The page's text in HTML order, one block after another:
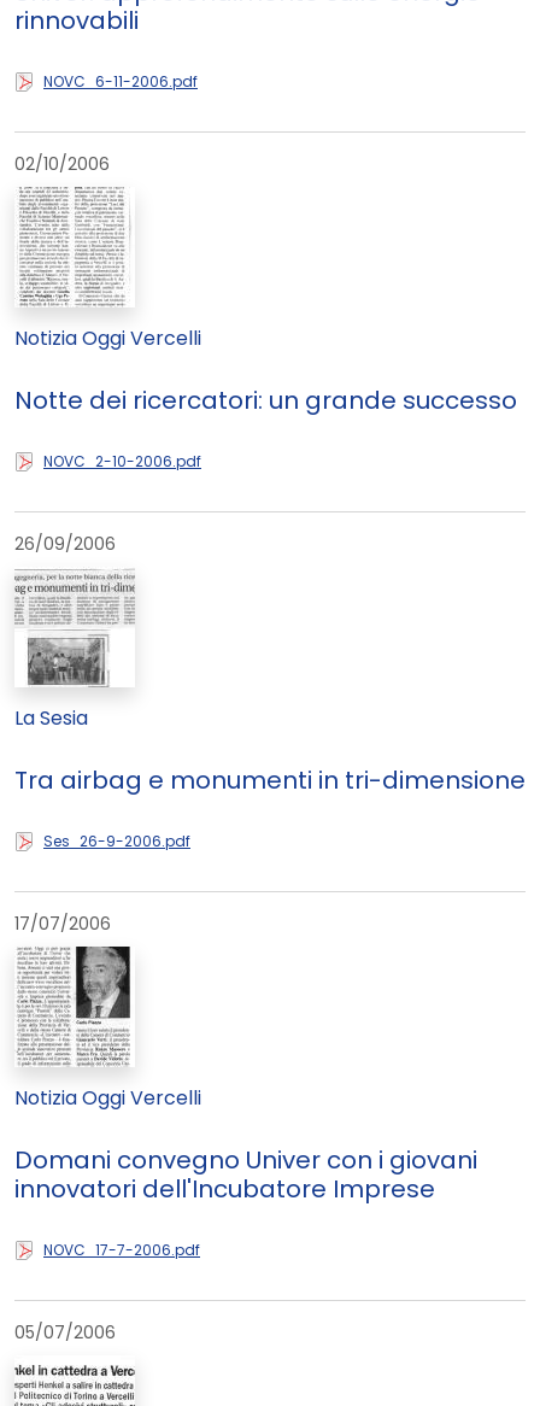
rinnovabili
NOVC_6-11-2006.pdf
02/10/2006
Notizia Oggi Vercelli
Notte dei ricercatori: un grande successo
NOVC_2-10-2006.pdf
26/09/2006
La Sesia
Tra airbag e monumenti in tri-dimensione
Ses_26-9-2006.pdf
17/07/2006
Notizia Oggi Vercelli
Domani convegno Univer con i giovani
innovatori dell'Incubatore Imprese
NOVC_17-7-2006.pdf
05/07/2006